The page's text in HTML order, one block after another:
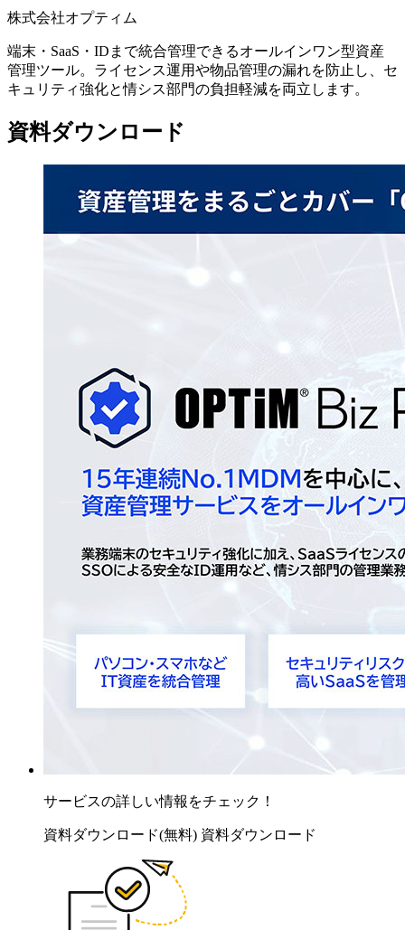
株式会社オプティム
端末・SaaS・IDまで統合管理できるオールインワン型資産
管理ツール。ライセンス運用や物品管理の漏れを防止し、セ
キュリティ強化と情シス部門の負担軽減を両立します。
資料ダウンロード
サービスの詳しい情報をチェック！
資料ダウンロード(無料) 資料ダウンロード